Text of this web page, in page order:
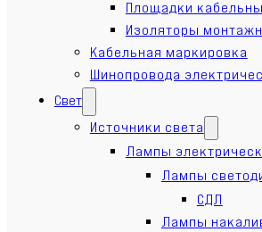
Площадки
Изоляторы
Кабельная маркировка
Шинопровода
Свет
Источники света
Лампы
Лампы
СДЛ
Лампы